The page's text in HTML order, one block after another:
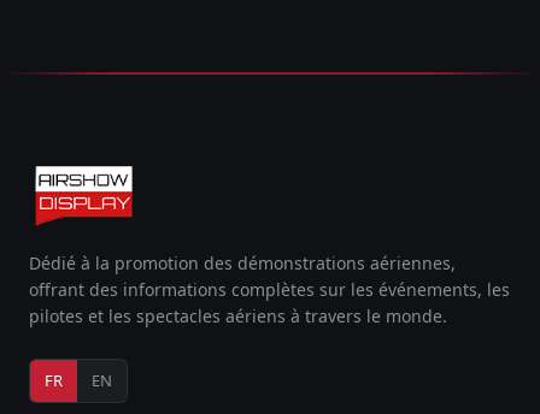
Dédié à la promotion des démonstrations aériennes,
offrant des informations complètes sur les événements, les
pilotes et les spectacles aériens à travers le monde.
FR EN